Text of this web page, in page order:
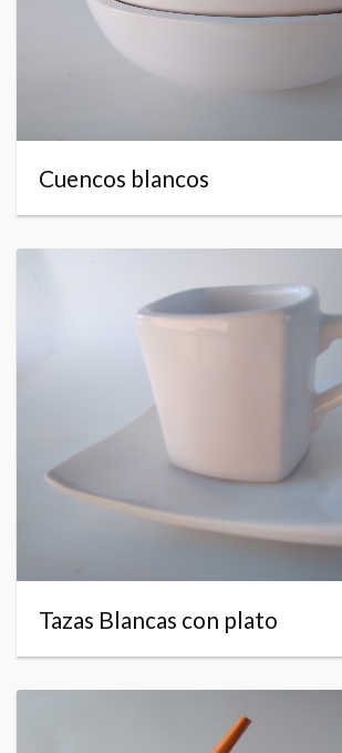
Cuencos blancos
Tazas Blancas con plato